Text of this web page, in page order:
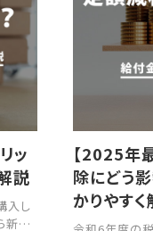
ッ
説
入し
新居
【2025年
除にどう
かりやす